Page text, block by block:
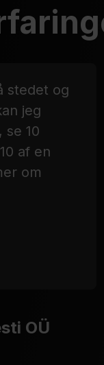
stedet og
jeg
se 10
af en
om
OÜ